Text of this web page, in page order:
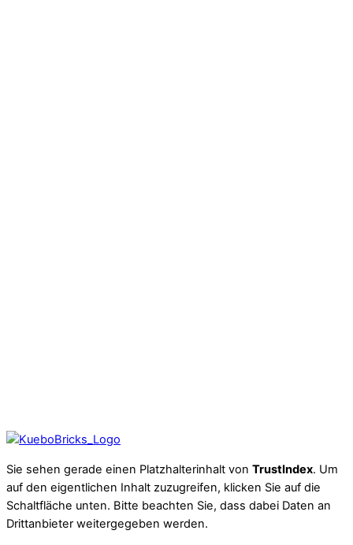
Sie sehen gerade einen Platzhalterinhalt von TrustIndex. Um
auf den eigentlichen Inhalt zuzugreifen, klicken Sie auf die
Schaltfläche unten. Bitte beachten Sie, dass dabei Daten an
Drittanbieter weitergegeben werden.